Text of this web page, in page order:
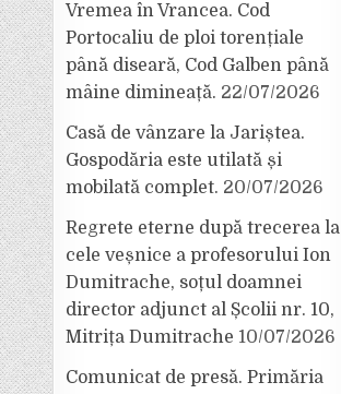
Vremea în Vrancea. Cod
Portocaliu de ploi torențiale
până diseară, Cod Galben până
mâine dimineață. 22/07/2026
Casă de vânzare la Jariștea.
Gospodăria este utilată și
mobilată complet. 20/07/2026
Regrete eterne după trecerea la
cele veșnice a profesorului Ion
Dumitrache, soțul doamnei
director adjunct al Școlii nr. 10,
Mitrița Dumitrache 10/07/2026
Comunicat de presă. Primăria